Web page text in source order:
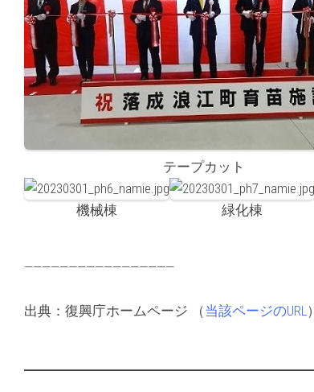
テープカット
機械棟 緑化棟
—————————————————
出典：復興庁ホームページ （当該ページのURL）